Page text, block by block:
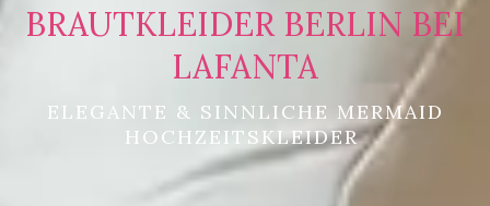
BRAUTKLEIDER BERLIN BEI
LAFANTA
ELEGANTE & SINNLICHE MERMAID
HOCHZEITSKLEIDER